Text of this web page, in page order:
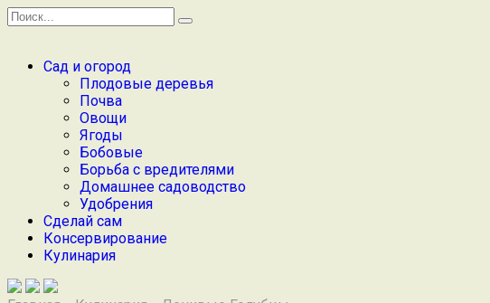
Перейти
к
Search
for:
Сад и огород
Плодовые деревья
Почва
Овощи
Ягоды
Бобовые
Борьба с вредителями
Домашнее садоводство
Удобрения
Сделай сам
Консервирование
Кулинария